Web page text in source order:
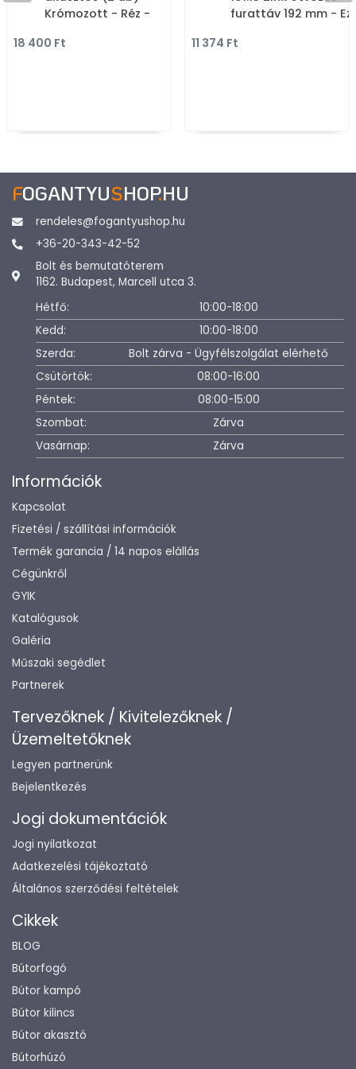
Krómozott - Réz -
18 400 Ft
furattáv 192 mm -
Zink fém ötvözet -
11 374 Ft
FOGANTYUSHOP.HU
rendeles@fogantyushop.hu
+36-20-343-42-52
Bolt és bemutatóterem
1162. Budapest, Marcell utca 3.
Hétfő:
10:00-18:00
Kedd:
10:00-18:00
Szerda:
Bolt zárva - Ügyfélszolgálat elérhető
Csütörtök:
08:00-16:00
Péntek:
08:00-15:00
Szombat:
Zárva
Vasárnap:
Zárva
Információk
Kapcsolat
Fizetési / szállítási információk
Termék garancia / 14 napos elállás
Cégünkről
GYIK
Katalógusok
Galéria
Műszaki segédlet
Partnerek
Tervezőknek / Kivitelezőknek /
Üzemeltetőknek
Legyen partnerünk
Bejelentkezés
Jogi dokumentációk
Jogi nyilatkozat
Adatkezelési tájékoztató
Általános szerződési feltételek
Cikkek
BLOG
Bútorfogó
Bútor kampó
Bútor kilincs
Bútor akasztó
Bútorhúzó